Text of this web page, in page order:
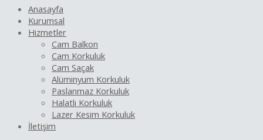
Anasayfa
Kurumsal
Hizmetler
Cam Balkon
Cam Korkuluk
Cam Saçak
Alüminyum Korkuluk
Paslanmaz Korkuluk
Halatlı Korkuluk
Lazer Kesim Korkuluk
İletişim